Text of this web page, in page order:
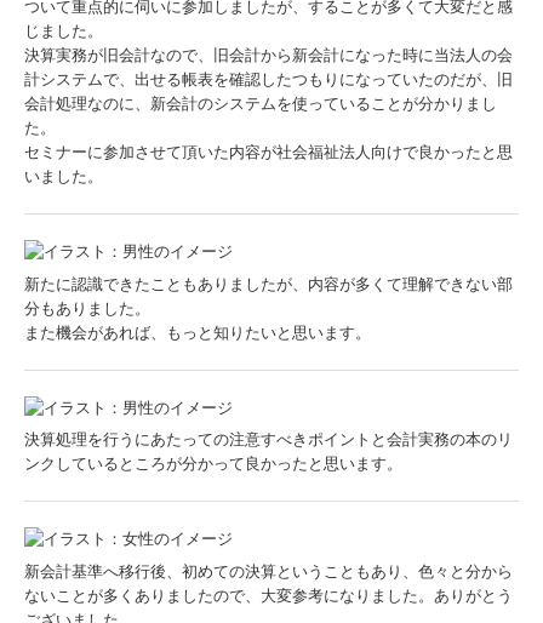
ついて重点的に伺いに参加しましたが、することが多くて大変だと感
じました。
決算実務が旧会計なので、旧会計から新会計になった時に当法人の会
計システムで、出せる帳表を確認したつもりになっていたのだが、旧
会計処理なのに、新会計のシステムを使っていることが分かりまし
た。
セミナーに参加させて頂いた内容が社会福祉法人向けで良かったと思
いました。
新たに認識できたこともありましたが、内容が多くて理解できない部
分もありました。
また機会があれば、もっと知りたいと思います。
決算処理を行うにあたっての注意すべきポイントと会計実務の本のリ
ンクしているところが分かって良かったと思います。
新会計基準へ移行後、初めての決算ということもあり、色々と分から
ないことが多くありましたので、大変参考になりました。ありがとう